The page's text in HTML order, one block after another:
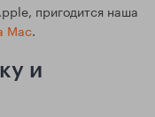
пригодится наша
Mac.
и